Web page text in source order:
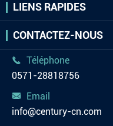
LIENS RAPIDES
CONTACTEZ-NOUS

Téléphone
0571-28818756

Email
info@century-cn.com